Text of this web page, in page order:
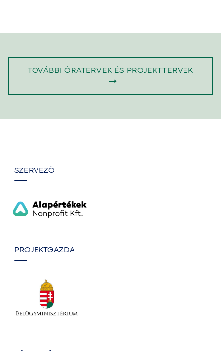
TOVÁBBI ÓRATERVEK ÉS PROJEKTTERVEK
SZERVEZŐ
PROJEKTGAZDA